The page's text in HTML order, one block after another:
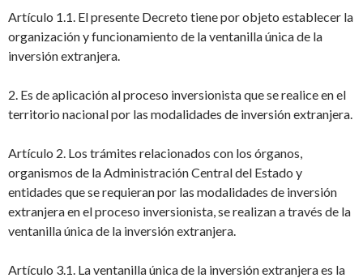
Artículo 1.1. El presente Decreto tiene por objeto establecer la
organización y funcionamiento de la ventanilla única de la
inversión extranjera.
2. Es de aplicación al proceso inversionista que se realice en el
territorio nacional por las modalidades de inversión extranjera.
Artículo 2. Los trámites relacionados con los órganos,
organismos de la Administración Central del Estado y
entidades que se requieran por las modalidades de inversión
extranjera en el proceso inversionista, se realizan a través de la
ventanilla única de la inversión extranjera.
Artículo 3.1. La ventanilla única de la inversión extranjera es la